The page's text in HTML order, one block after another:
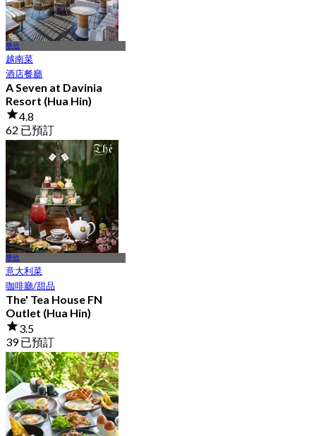
華欣
越南菜
酒店餐廳
A Seven at Davinia
Resort (Hua Hin)
4.8
62 已預訂
起
฿ 150
華欣
意大利菜
咖啡廳/甜品
The' Tea House FN
Outlet (Hua Hin)
3.5
39 已預訂
起฿ 425